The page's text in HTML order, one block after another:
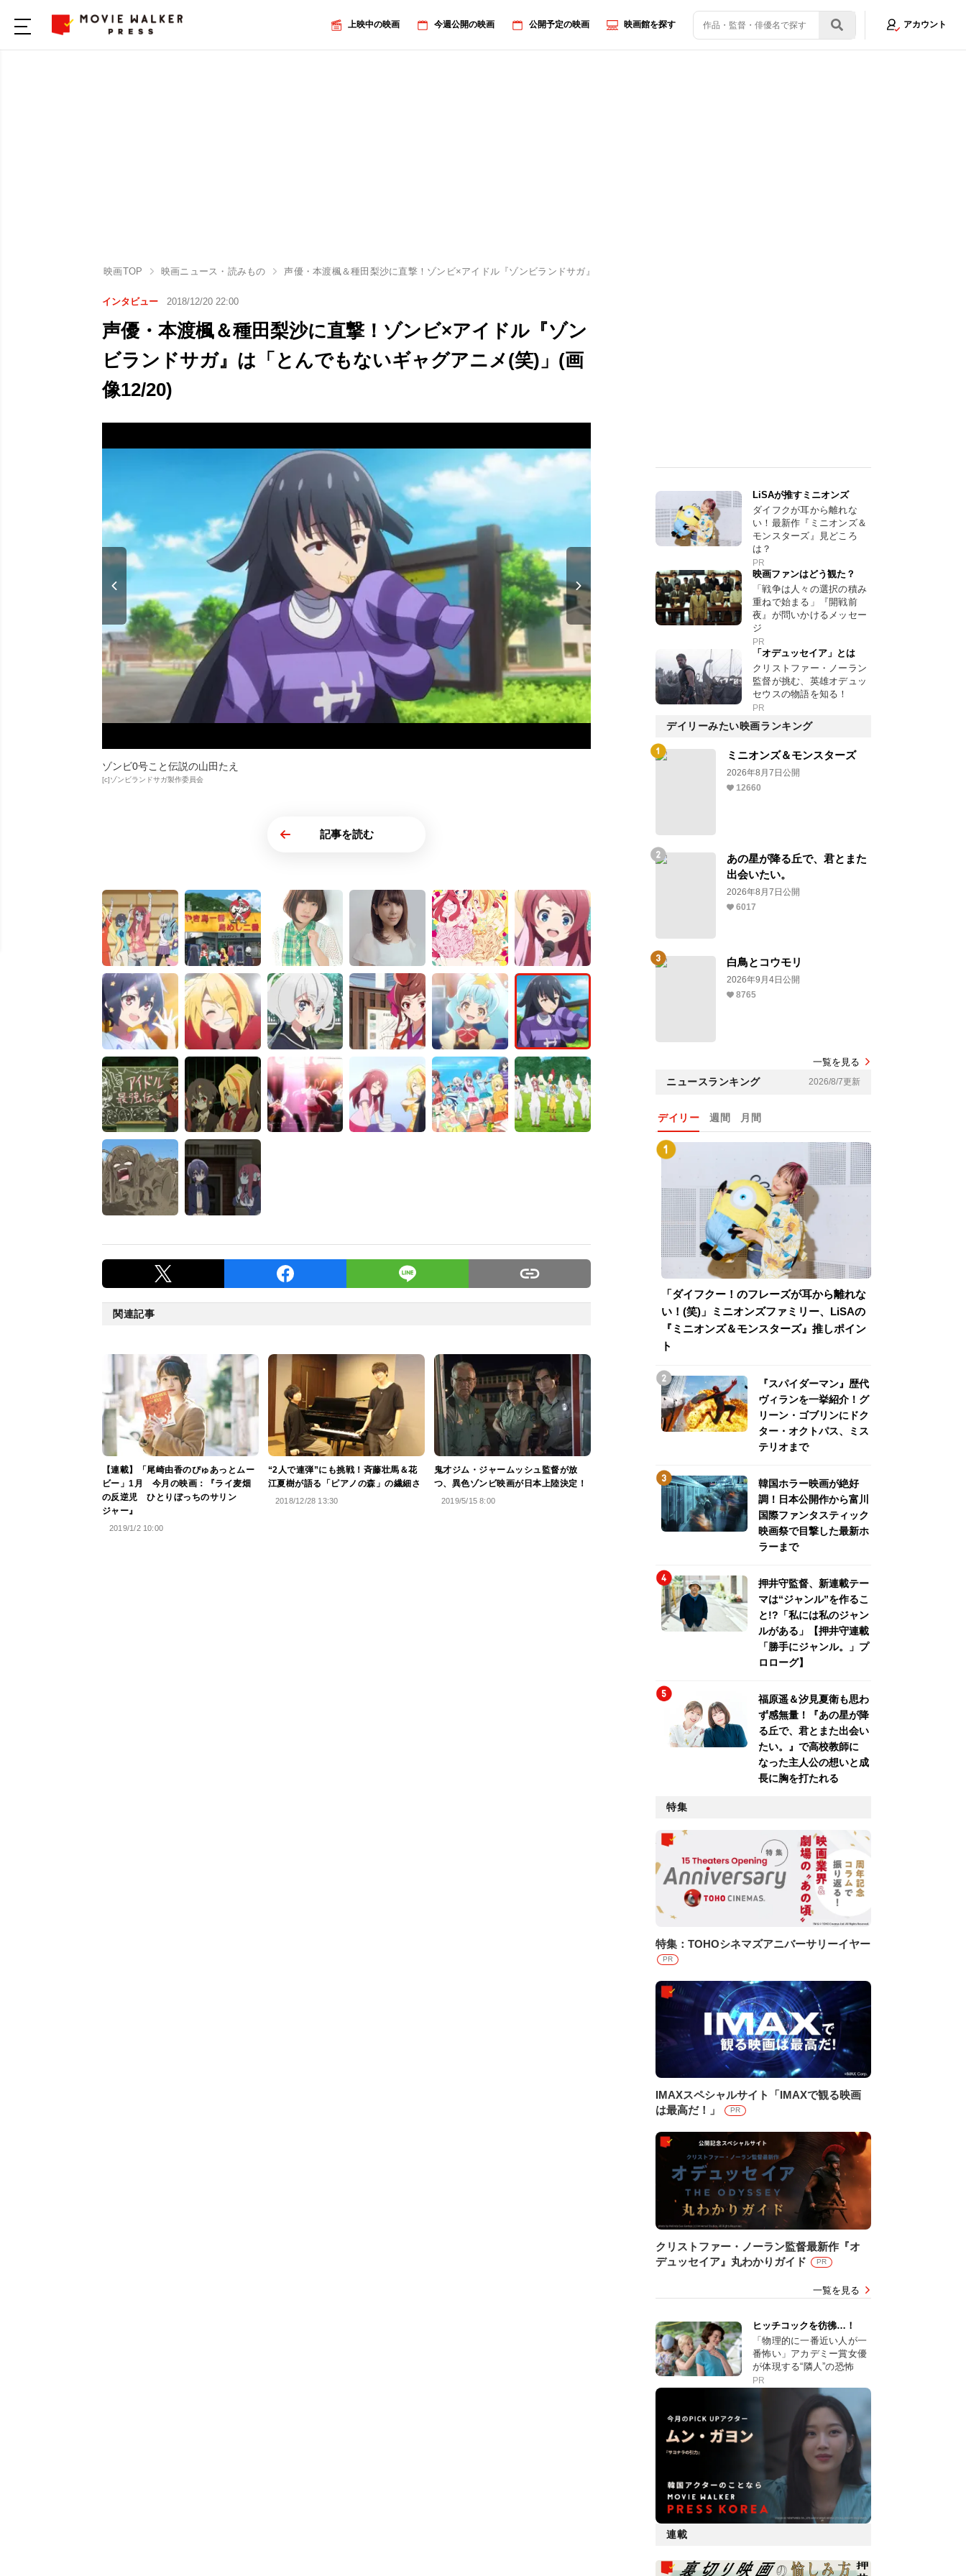
上映中の映画 今週公開の映画 公開予定の映画 映画館を探す アカウント
映画TOP 映画ニュース・読みもの 声優・本渡楓＆種田梨沙に直撃！ゾンビ×アイドル『ゾンビランドサガ』は「とんでもないギャグアニメ(笑)」
インタビュー 2018/12/20 22:00
声優・本渡楓＆種田梨沙に直撃！ゾンビ×アイドル『ゾン
ビランドサガ』は「とんでもないギャグアニメ(笑)」(画
像12/20)
ゾンビ0号こと伝説の山田たえ
[c]ゾンビランドサガ製作委員会
記事を読む
関連記事
【連載】「尾崎由香のぴゅあっとムー
ビー」1月 今月の映画：『ライ麦畑
の反逆児 ひとりぼっちのサリン
ジャー』
2019/1/2 10:00
“2人で連弾”にも挑戦！斉藤壮馬＆花
江夏樹が語る「ピアノの森」の繊細さ
2018/12/28 13:30
鬼才ジム・ジャームッシュ監督が放
つ、異色ゾンビ映画が日本上陸決定！
2019/5/15 8:00
LiSAが推すミニオンズ
ダイフクが耳から離れな
い！最新作『ミニオンズ＆
モンスターズ』見どころ
は？
PR
映画ファンはどう観た？
「戦争は人々の選択の積み
重ねで始まる」『開戦前
夜』が問いかけるメッセー
ジ
PR
「オデュッセイア」とは
クリストファー・ノーラン
監督が挑む、英雄オデュッ
セウスの物語を知る！
PR
デイリーみたい映画ランキング
ミニオンズ＆モンスターズ
2026年8月7日公開
12660
あの星が降る丘で、君とまた
出会いたい。
2026年8月7日公開
6017
白鳥とコウモリ
2026年9月4日公開
8765
一覧を見る
ニュースランキング 2026/8/7更新
デイリー 週間 月間
「ダイフクー！のフレーズが耳から離れな
い！(笑)」ミニオンズファミリー、LiSAの
『ミニオンズ＆モンスターズ』推しポイン
ト
『スパイダーマン』歴代
ヴィランを一挙紹介！グ
リーン・ゴブリンにドク
ター・オクトパス、ミス
テリオまで
韓国ホラー映画が絶好
調！日本公開作から富川
国際ファンタスティック
映画祭で目撃した最新ホ
ラーまで
押井守監督、新連載テー
マは“ジャンル”を作るこ
と!?「私には私のジャン
ルがある」【押井守連載
「勝手にジャンル。」プ
ロローグ】
福原遥＆汐見夏衛も思わ
ず感無量！『あの星が降
る丘で、君とまた出会い
たい。』で高校教師に
なった主人公の想いと成
長に胸を打たれる
特集
特集：TOHOシネマズアニバーサリーイヤー
PR
IMAXスペシャルサイト「IMAXで観る映画
は最高だ！」
PR
クリストファー・ノーラン監督最新作『オ
デュッセイア』丸わかりガイド
PR
一覧を見る
ヒッチコックを彷彿…！
「物理的に一番近い人が一
番怖い」アカデミー賞女優
が体現する“隣人”の恐怖
PR
連載